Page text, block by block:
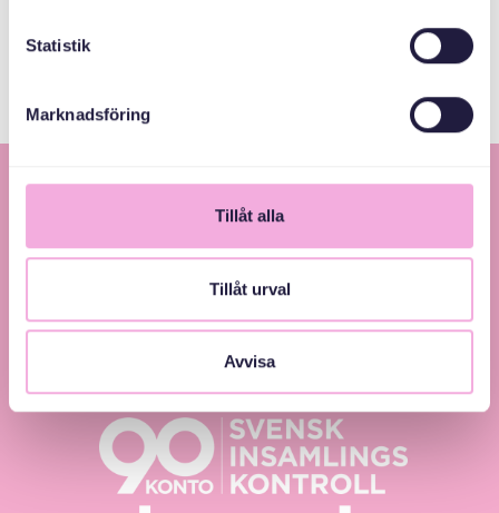
Statistik
Marknadsföring
Tillåt alla
Tillåt urval
Avvisa
och inkludering.